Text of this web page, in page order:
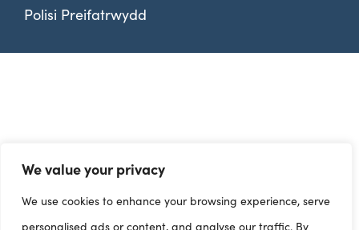
We value your privacy
We use cookies to enhance your browsing experience, serve
personalised ads or content, and analyse our traffic. By
Polisi Preifatrwydd